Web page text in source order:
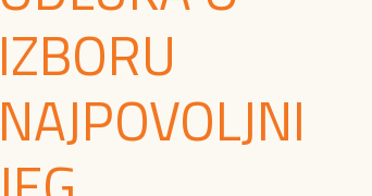
IZBORU
NAJPOVOLJNI